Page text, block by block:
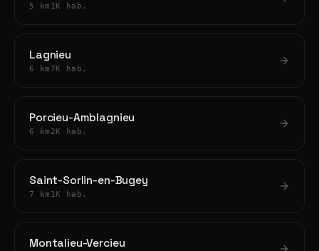
5 km 1K hab.
Lagnieu
6 km 7K hab.
Porcieu-Amblagnieu
6 km 2K hab.
Saint-Sorlin-en-Bugey
7 km 1K hab.
Montalieu-Vercieu